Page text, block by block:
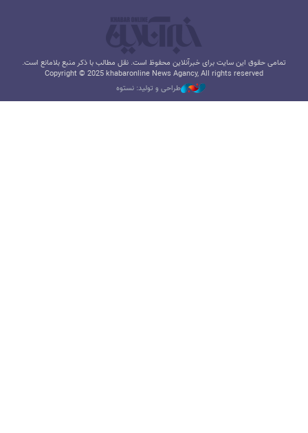
تمامی حقوق این سایت برای خبرآنلاین محفوظ است. نقل مطالب با ذکر منبع بلامانع است.
Copyright © 2025 khabaronline News Agancy, All rights reserved
طراحی و تولید: نستوه